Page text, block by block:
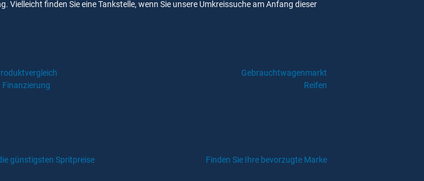
Vielleicht finden Sie eine Tankstelle, wenn Sie unsere Umkreissuche am Anfang dieser
Gebrauchtwagenmarkt
Finanzierung
Reifen
günstigsten Spritpreise Finden Sie Ihre bevorzugte Marke